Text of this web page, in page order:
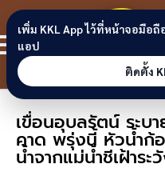
Skip to content
เขื่อนอุบลรัตน์ ระบ
คาด พรุ่งนี้ หัวน้ำก้
น้ำจากแม่น้ำชีเฝ้าร
เพิ่ม KKL App ไว้ที่หน้าจอมือถื
แอป
ติดตั้ง